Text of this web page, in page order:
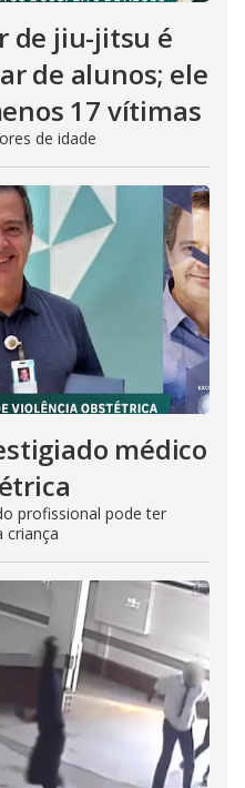
de jiu-jitsu é
de alunos; ele
17 vítimas
de idade
médico
profissional pode ter
criança